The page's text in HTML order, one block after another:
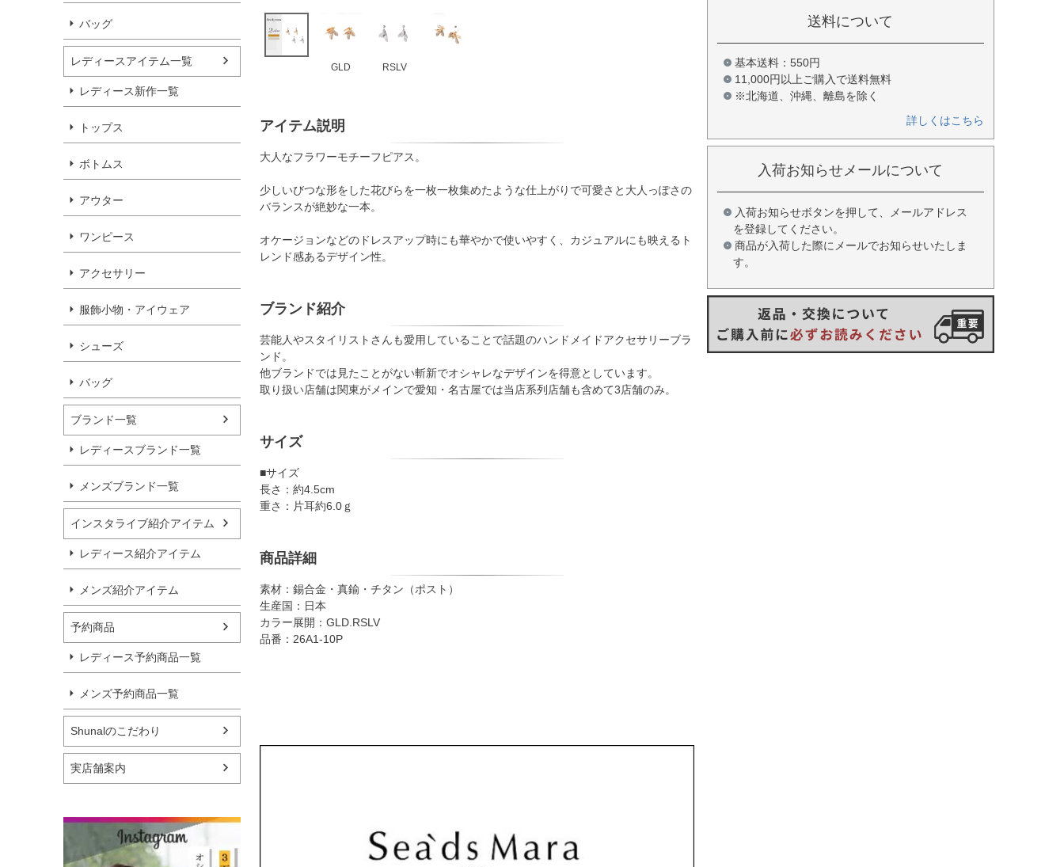
バッグ
レディースアイテム一覧
レディース新作一覧
トップス
ボトムス
アウター
ワンピース
アクセサリー
服飾小物・アイウェア
シューズ
バッグ
ブランド一覧
レディースブランド一覧
メンズブランド一覧
インスタライブ紹介アイテム
レディース紹介アイテム
メンズ紹介アイテム
予約商品
レディース予約商品一覧
メンズ予約商品一覧
Shunalのこだわり
実店舗案内
GLD RSLV
アイテム説明
大人なフラワーモチーフピアス。
少しいびつな形をした花びらを一枚一枚集めたような仕上がりで可愛さと大人っぽさの
バランスが絶妙な一本。
オケージョンなどのドレスアップ時にも華やかで使いやすく、カジュアルにも映えるト
レンド感あるデザイン性。
ブランド紹介
芸能人やスタイリストさんも愛用していることで話題のハンドメイドアクセサリーブラ
ンド。
他ブランドでは見たことがない斬新でオシャレなデザインを得意としています。
取り扱い店舗は関東がメインで愛知・名古屋では当店系列店舗も含めて3店舗のみ。
サイズ
■サイズ
長さ：約4.5cm
重さ：片耳約6.0ｇ
商品詳細
素材：錫合金・真鍮・チタン（ポスト）
生産国：日本
カラー展開：GLD.RSLV
品番：26A1-10P
送料について
基本送料：550円
11,000円以上ご購入で送料無料
※北海道、沖縄、離島を除く
詳しくはこちら
入荷お知らせメールについて
入荷お知らせボタンを押して、メールアドレス
を登録してください。
商品が入荷した際にメールでお知らせいたしま
す。